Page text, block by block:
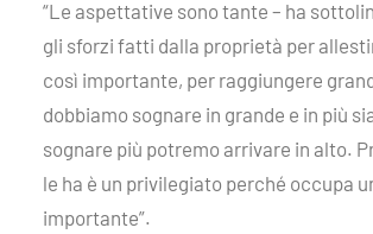
“Le aspettative sono tante – ha
gli sforzi fatti dalla proprietà per
così importante, per raggiungere
dobbiamo sognare in grande e in più
sognare più potremo arrivare in alto.
le ha è un privilegiato perché occupa
importante”.